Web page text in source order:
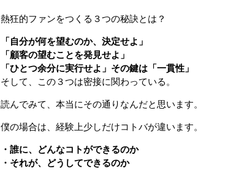
熱狂的ファンをつくる３つの秘訣とは？
「自分が何を望むのか、決定せよ」
「顧客の望むことを発見せよ」
「ひとつ余分に実行せよ」その鍵は「一貫性」
そして、この３つは密接に関わっている。
読んでみて、本当にその通りなんだと思います。
僕の場合は、経験上少しだけコトバが違います。
・誰に、どんなコトができるのか
・それが、どうしてできるのか